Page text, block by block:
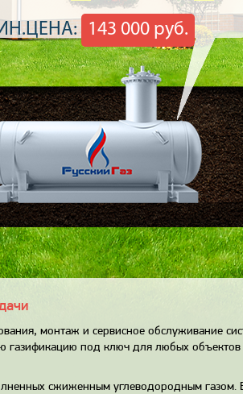
143 000 руб.
монтаж и сервисное обслуживание
газификацию под ключ для любых
сжиженным углеводородным газом.